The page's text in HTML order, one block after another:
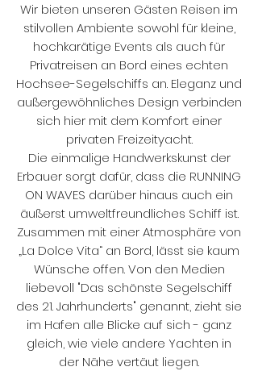
Wir bieten unseren Gästen Reisen im
stilvollen Ambiente sowohl für kleine,
hochkarätige Events als auch für
Privatreisen an Bord eines echten
Hochsee-Segelschiffs an. Eleganz und
außergewöhnliches Design verbinden
sich hier mit dem Komfort einer
privaten Freizeityacht.
Die einmalige Handwerkskunst der
Erbauer sorgt dafür, dass die RUNNING
ON WAVES darüber hinaus auch ein
äußerst umweltfreundliches Schiff ist.
Zusammen mit einer Atmosphäre von
„La Dolce Vita“ an Bord, lässt sie kaum
Wünsche offen. Von den Medien
liebevoll "Das schönste Segelschiff
des 21. Jahrhunderts" genannt, zieht sie
im Hafen alle Blicke auf sich - ganz
gleich, wie viele andere Yachten in
der Nähe vertäut liegen.